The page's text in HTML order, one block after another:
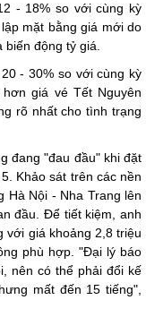
- 18% so với cùng kỳ
mặt bằng giá mới do
động tỷ giá.
- 30% so với cùng kỳ
giá vé Tết Nguyên
rõ nhất cho tình trạng
đang "đau đầu" khi đặt
Khảo sát trên các nền
Hà Nội - Nha Trang lên
đầu. Để tiết kiệm, anh
với giá khoảng 2,8 triệu
phù hợp. "Đại lý báo
nên có thể phải đổi kế
mất đến 15 tiếng",